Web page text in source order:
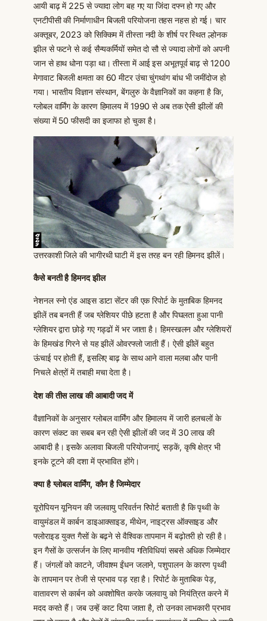
आयी बाढ़ में 225 से ज्यादा लोग बह गए या जिंदा दफ्न हो गए और
एनटीपीसी की निर्माणाधीन बिजली परियोजना तहस नहस हो गई। चार
अक्तूबर, 2023 को सिक्किम में तीस्ता नदी के शीर्ष पर स्थित ल्होनक
झील से फटने से कई सैन्यकर्मियों समेत दो सौ से ज्यादा लोगों को अपनी
जान से हाथ धोना पड़ा था। तीस्ता में आई इस अभूतपूर्व बाढ़ से 1200
मेगावाट बिजली क्षमता का 60 मीटर उंचा चुंगथांग बांध भी जमींदोज हो
गया। भारतीय विज्ञान संस्थान, बेंगलुरु के वैज्ञानिकों का कहना है कि,
ग्लोबल वार्मिंग के कारण हिमालय में 1990 से अब तक ऐसी झीलों की
संख्या में 50 फीसदी का इजाफा हो चुका है।
उत्तरकाशी जिले की भागीरथी घाटी में इस तरह बन रही हिमनद झीलें।
कैसे बनती है हिमनद झील
नेशनल स्नो एंड आइस डाटा सेंटर की एक रिपोर्ट के मुताबिक हिमनद
झीलें तब बनती हैं जब ग्लेशियर पीछे हटता है और पिघलता हुआ पानी
ग्लेशियर द्वारा छोड़े गए गड्ढों में भर जाता है। हिमस्खलन और ग्लेशियरों
के हिमखंड गिरने से यह झीलें ओवरफ्लो जाती हैं। ऐसी झीलें बहुत
ऊंचाई पर होती हैं, इसलिए बाढ़ के साथ आने वाला मलबा और पानी
निचले क्षेत्रों में तबाही मचा देता है।
देश की तीस लाख की आबादी जद में
वैज्ञानिकों के अनुसार ग्लोबल वार्मिंग और हिमालय में जारी हलचलों के
कारण संकट का सबब बन रही ऐसी झीलों की जद में 30 लाख की
आबादी है। इसकेे अलावा बिजली परियोजनाएं, सड़कें, कृषि क्षेत्र भी
इनके टूटने की दशा में प्रभावित होंगे।
क्या है ग्लोबल वार्मिंग, कौन है जिम्मेदार
यूरोपियन यूनियन की जलवायु परिवर्तन रिपोर्ट बताती है कि पृथ्वी के
वायुमंडल में कार्बन डाइआक्साइड, मीथेन, नाइट्रस ऑक्साइड और
फ्लोराइड युक्त गैसों के बढ़ने से वैश्विक तापमान में बढ़ोतरी हो रही है।
इन गैसों के उत्सर्जन के लिए मानवीय गतिविधियां सबसे अधिक जिम्मेदार
हैं। जंगलों को काटने, जीवाश्म ईंधन जलाने, पशुपालन के कारण पृथ्वी
के तापमान पर तेजी से प्रभाव पड़ रहा है। रिपोर्ट के मुताबिक पेड़,
वातावरण से कार्बन को अवशोषित करके जलवायु को नियंत्रित करने में
मदद करते हैं। जब उन्हें काट दिया जाता है, तो उनका लाभकारी प्रभाव